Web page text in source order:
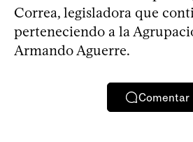
Correa, legisladora que
perteneciendo a la
Armando Aguerre.
Comentar